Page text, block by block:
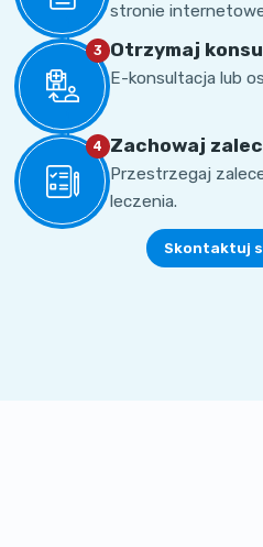
stronie
3 Otrzymaj
E-konsultacja lub
4 Zachowaj
Przestrzegaj
leczenia.
Skontaktuj